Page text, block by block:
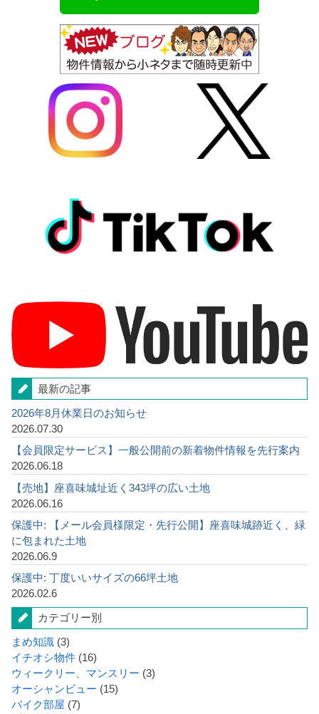
最新の記事
2026年8月休業日のお知らせ
2026.07.30
【会員限定サービス】一般公開前の新着物件情報を先行案内
2026.06.18
【売地】座喜味城址近く343坪の広い土地
2026.06.16
保護中: 【メール会員様限定・先行公開】座喜味城跡近く、緑
に包まれた土地
2026.06.9
保護中: 丁度いいサイズの66坪土地
2026.02.6
カテゴリー別
まめ知識 (3)
イチオシ物件 (16)
ウィークリー、マンスリー (3)
オーシャンビュー (15)
バイク部屋 (7)